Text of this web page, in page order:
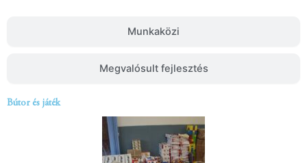
Munkaközi
Megvalósult fejlesztés
Bútor és játék